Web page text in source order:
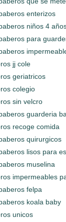
enterizos
niños 4
para
jj cole
geriatricos
colegio
sin velcro
guarderia
recoge comida
quirurgicos
lisos para
muselina
impermeables
felpa
koala baby
unicos